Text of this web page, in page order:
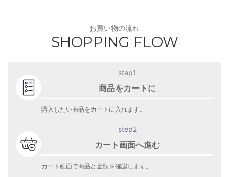
お買い物の流れ
SHOPPING FLOW
step1
商品をカートに
購入したい商品をカートに入れます。
step2
カート画面へ進む
カート画面で商品と金額を確認します。